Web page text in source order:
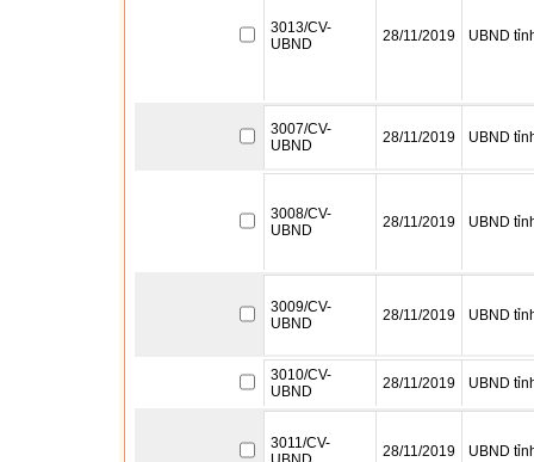
3013/CV-
UBND
28/11/2019 UBND
3007/CV-
UBND
28/11/2019 UBND
3008/CV-
UBND
28/11/2019 UBND
3009/CV-
UBND
28/11/2019 UBND
3010/CV-
UBND
28/11/2019 UBND
3011/CV-
28/11/2019 UBND